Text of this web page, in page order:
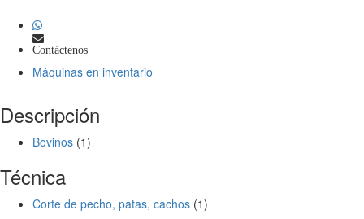
Contáctenos
Máquinas en inventario
Descripción
Bovinos (1)
Técnica
Corte de pecho, patas, cachos (1)